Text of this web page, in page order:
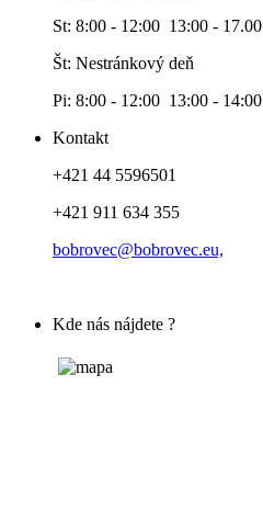
St: 8:00 - 12:00 13:00 - 17.00
Št: Nestránkový deň
Pi: 8:00 - 12:00 13:00 - 14:00
Kontakt
+421 44 5596501
+421 911 634 355
bobrovec@bobrovec.eu,
Kde nás nájdete ?